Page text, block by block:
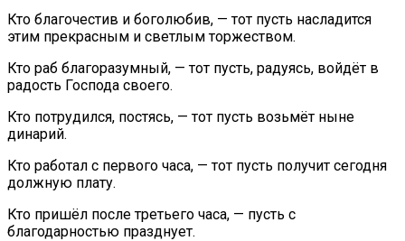
Кто благочестив и боголюбив, — тот пусть насладится
этим прекрасным и светлым торжеством.
Кто раб благоразумный, — тот пусть, радуясь, войдёт в
радость Господа своего.
Кто потрудился, постясь, — тот пусть возьмёт ныне
динарий.
Кто работал с первого часа, — тот пусть получит сегодня
должную плату.
Кто пришёл после третьего часа, — пусть с
благодарностью празднует.